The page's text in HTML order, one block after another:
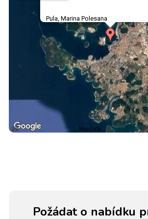
Pula, Marina Polesana
Map Data
Požádat o nabídku